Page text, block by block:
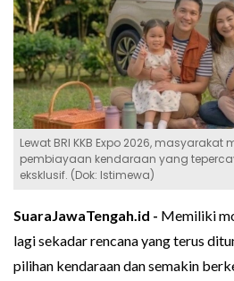
Lewat BRI KKB Expo 2026, masyarakat
pembiayaan kendaraan yang
eksklusif. (Dok: Istimewa)
SuaraJawaTengah.id - Memiliki
lagi sekadar rencana yang terus
pilihan kendaraan dan semakin